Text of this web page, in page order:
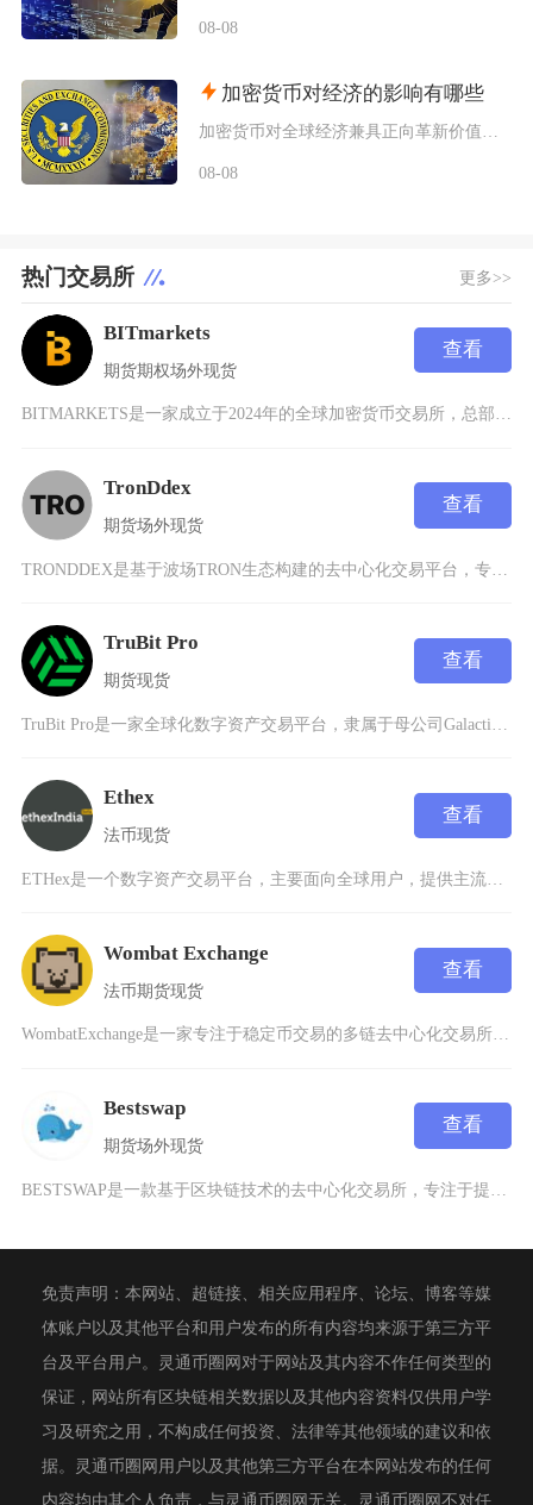
08-08
加密货币对经济的影响有哪些
08-08
热门交易所 更多>>
BITmarkets
期货期权场外现货
查看
BITMARKETS是一家成立于2024年的全球加密货币交易所，总部位于立陶宛维尔纽斯。该
TronDdex
期货场外现货
查看
TruBit Pro
期货现货
查看
Ethex
法币现货
查看
ETHex是一个数字资产交易平台，主要面向全球用户，提供主流数字资产的兑换服务，同时用户还
Wombat Exchange
法币期货现货
查看
WombatExchange是一家专注于稳定币交易的多链去中心化交易所（DEX），成立于2
Bestswap
期货场外现货
查看
免责声明：本网站、超链接、相关应用程序、论坛、博客等媒
体账户以及其他平台和用户发布的所有内容均来源于第三方平
台及平台用户。灵通币圈网对于网站及其内容不作任何类型的
保证，网站所有区块链相关数据以及其他内容资料仅供用户学
习及研究之用，不构成任何投资、法律等其他领域的建议和依
据。灵通币圈网用户以及其他第三方平台在本网站发布的任何
内容均由其个人负责，与灵通币圈网无关。灵通币圈网不对任